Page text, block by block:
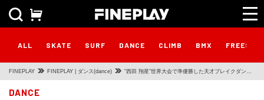
ALL SKATE SURF DANCE CLIMB BMX
FINEPLAY FINEPLAY | ダンス(dance) “西田 翔星”世界大会で準優勝した天才ブレイクダンサ
DANCE